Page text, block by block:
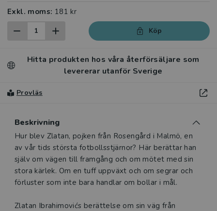
Exkl. moms: 181 kr
Köp
Hitta produkten hos våra återförsäljare som
levererar utanför Sverige
Provläs
Beskrivning
Beskrivning
Hur blev Zlatan, pojken från Rosengård i Malmö, en
av vår tids största fotbollsstjärnor? Här berättar han
själv om vägen till framgång och om mötet med sin
stora kärlek. Om en tuff uppväxt och om segrar och
förluster som inte bara handlar om bollar i mål.
Zlatan Ibrahimovićs berättelse om sin väg från